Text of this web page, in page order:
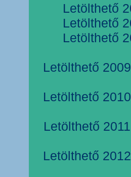
Letölthető
Letölthető
Letölthető
Letölthető
Letölthető
Letölthető
Letölthető